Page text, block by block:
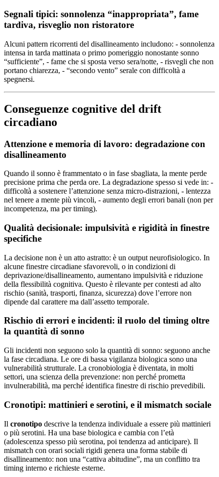
Segnali tipici: sonnolenza “inappropriata”, fame
tardiva, risveglio non ristoratore
Alcuni pattern ricorrenti del disallineamento includono: - sonnolenza
intensa in tarda mattinata o primo pomeriggio nonostante sonno
“sufficiente”, - fame che si sposta verso sera/notte, - risvegli che non
portano chiarezza, - “secondo vento” serale con difficoltà a
spegnersi.
Conseguenze cognitive del drift
circadiano
Attenzione e memoria di lavoro: degradazione con
disallineamento
Quando il sonno è frammentato o in fase sbagliata, la mente perde
precisione prima che perda ore. La degradazione spesso si vede in: -
difficoltà a sostenere l’attenzione senza micro-distrazioni, - lentezza
nel tenere a mente più vincoli, - aumento degli errori banali (non per
incompetenza, ma per timing).
Qualità decisionale: impulsività e rigidità in finestre
specifiche
La decisione non è un atto astratto: è un output neurofisiologico. In
alcune finestre circadiane sfavorevoli, o in condizioni di
deprivazione/disallineamento, aumentano impulsività e riduzione
della flessibilità cognitiva. Questo è rilevante per contesti ad alto
rischio (sanità, trasporti, finanza, sicurezza) dove l’errore non
dipende dal carattere ma dall’assetto temporale.
Rischio di errori e incidenti: il ruolo del timing oltre
la quantità di sonno
Gli incidenti non seguono solo la quantità di sonno: seguono anche
la fase circadiana. Le ore di bassa vigilanza biologica sono una
vulnerabilità strutturale. La cronobiologia è diventata, in molti
settori, una scienza della prevenzione: non perché prometta
invulnerabilità, ma perché identifica finestre di rischio prevedibili.
Cronotipi: mattinieri e serotini, e il mismatch sociale
Il cronotipo descrive la tendenza individuale a essere più mattinieri
o più serotini. Ha una base biologica e cambia con l’età
(adolescenza spesso più serotina, poi tendenza ad anticipare). Il
mismatch con orari sociali rigidi genera una forma stabile di
disallineamento: non una “cattiva abitudine”, ma un conflitto tra
timing interno e richieste esterne.